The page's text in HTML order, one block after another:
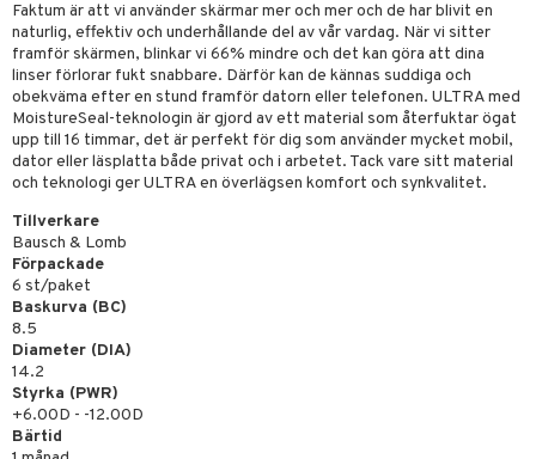
Faktum är att vi använder skärmar mer och mer och de har blivit en
naturlig, effektiv och underhållande del av vår vardag. När vi sitter
framför skärmen, blinkar vi 66% mindre och det kan göra att dina
linser förlorar fukt snabbare. Därför kan de kännas suddiga och
obekväma efter en stund framför datorn eller telefonen. ULTRA med
MoistureSeal-teknologin är gjord av ett material som återfuktar ögat
upp till 16 timmar, det är perfekt för dig som använder mycket mobil,
dator eller läsplatta både privat och i arbetet. Tack vare sitt material
och teknologi ger ULTRA en överlägsen komfort och synkvalitet.
Tillverkare
Bausch & Lomb
Förpackade
6 st/paket
Baskurva (BC)
8.5
Diameter (DIA)
14.2
Styrka (PWR)
+6.00D - -12.00D
Bärtid